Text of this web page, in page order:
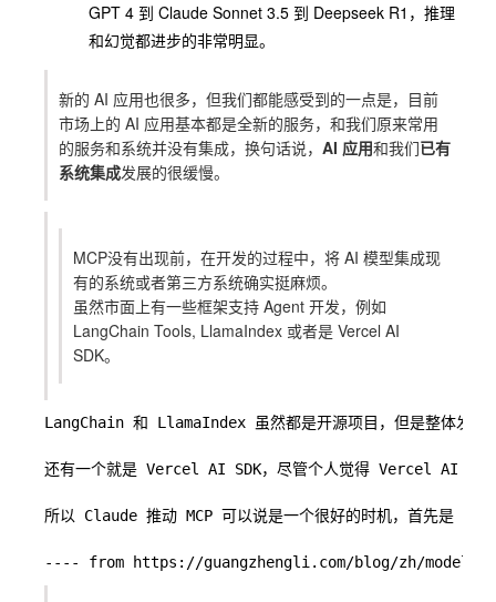
GPT 4 到 Claude Sonnet 3.5 到 Deepseek R1，推理
和幻觉都进步的非常明显。
新的 AI 应用也很多，但我们都能感受到的一点是，目前
市场上的 AI 应用基本都是全新的服务，和我们原来常用
的服务和系统并没有集成，换句话说， AI 应用和我们已有
系统集成发展的很缓慢。
MCP没有出现前，在开发的过程中，将 AI 模型集成现
有的系统或者第三方系统确实挺麻烦。
虽然市面上有一些框架支持 Agent 开发，例如
LangChain Tools, LlamaIndex 或者是 Vercel AI
SDK。
LangChain 和 LlamaIndex 虽然都是开源项目，但是整体发展
还有一个就是 Vercel AI SDK，尽管个人觉得 Vercel AI SDK
所以 Claude 推动 MCP 可以说是一个很好的时机，首先是